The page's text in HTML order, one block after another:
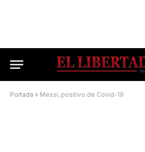
Portada » Messi, positivo de Covid-19